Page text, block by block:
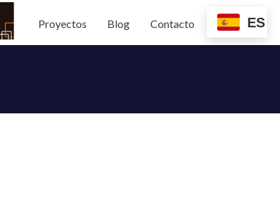
Proyectos Blog Contacto ES